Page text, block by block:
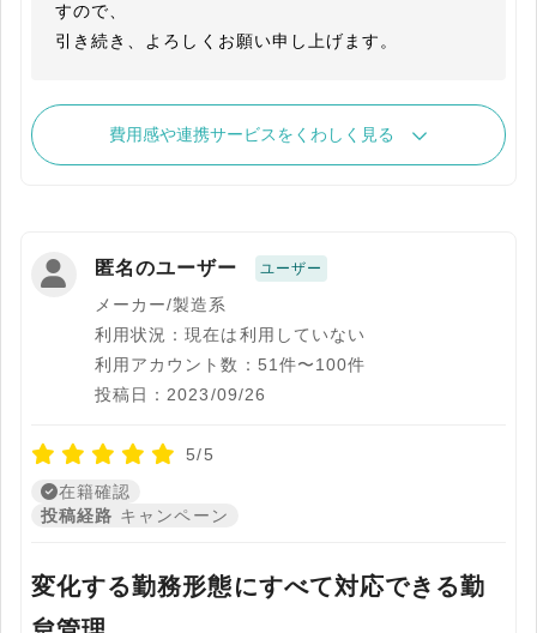
すので、
引き続き、よろしくお願い申し上げます。
費用感や連携サービスをくわしく見る
匿名のユーザー ユーザー
メーカー/製造系
利用状況：現在は利用していない
利用アカウント数：51件〜100件
投稿日：2023/09/26
5/5
在籍確認
投稿経路 キャンペーン
変化する勤務形態にすべて対応できる勤